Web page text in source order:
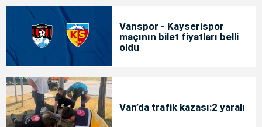
Vanspor - Kayserispor
maçının bilet fiyatları belli
oldu
Van’da trafik kazası:2 yaralı